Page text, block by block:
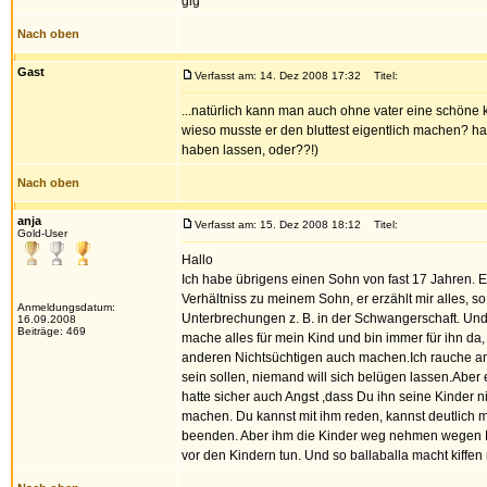
Nach oben
Gast Verfasst am: 14. Dez 2008 17:32 Titel:
...natürlich kann man auch ohne vater eine
wieso musste er den bluttest eigentlich machen?
haben lassen, oder??!)
Nach oben
anja
Gold-User
Anmeldungsdatum:
16.09.2008
Beiträge: 469
Verfasst am: 15. Dez 2008 18:12 Titel:
Hallo
Ich habe übrigens einen Sohn von fast 17 Jahren.
Verhältniss zu meinem Sohn, er erzählt mir alles,
Unterbrechungen z. B. in der Schwangerschaft.
mache alles für mein Kind und bin immer für ihn
anderen Nichtsüchtigen auch machen.Ich rauche
sein sollen, niemand will sich belügen
hatte sicher auch Angst ,dass Du ihn seine Kinder
machen. Du kannst mit ihm reden, kannst deutlich
beenden. Aber ihm die Kinder weg nehmen
vor den Kindern tun. Und so ballaballa macht